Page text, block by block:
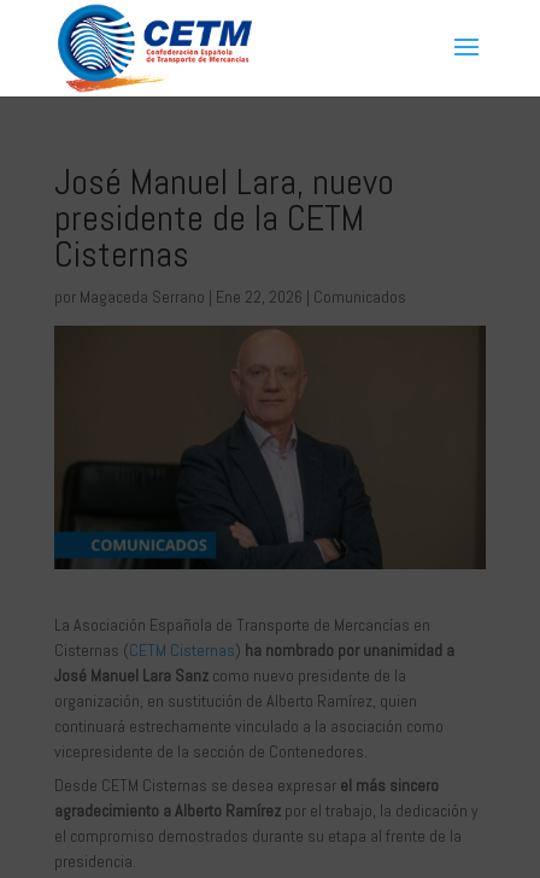
José Manuel Lara, nuevo
presidente de la CETM
Cisternas
por Magaceda Serrano | Ene 22, 2026 | Comunicados
La Asociación Española de Transporte de Mercancías en
Cisternas (CETM Cisternas) ha nombrado por unanimidad a
José Manuel Lara Sanzcomo nuevo presidente de la
organización, en sustitución de Alberto Ramírez, quien
continuará estrechamente vinculado a la asociación como
vicepresidente de la sección de Contenedores.
Desde CETM Cisternas se desea expresar el más sincero
agradecimiento a Alberto Ramírez por el trabajo, la dedicación y
el compromiso demostrados durante su etapa al frente de la
presidencia.